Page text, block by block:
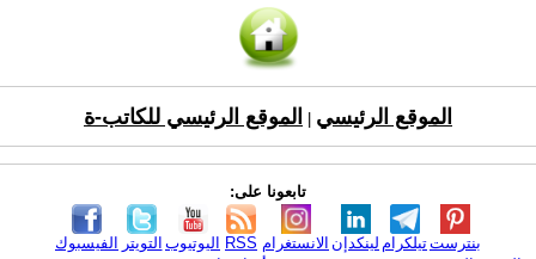
الموقع الرئيسي الموقع الرئيسي للكاتب-ة
تابعونا على:
الفيسبوك التويتر اليوتيوب RSS الانستغرام لينكدإن تيلكرامبنترست